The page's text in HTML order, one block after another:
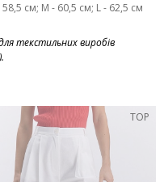
58,5 см; M - 60,5 см; L - 62,5 см
текстильних виробів
).
TOP